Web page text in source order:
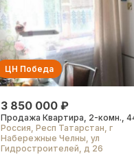
ЦН Победа
3 850 000 ₽
Продажа Квартира, 2-комн.,
Россия, Респ Татарстан, г
Набережные Челны, ул
Гидростроителей, д 26